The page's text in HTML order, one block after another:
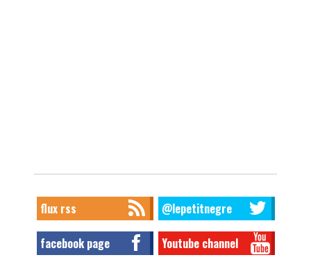
flux rss @lepetitnegre
facebook page Youtube channel